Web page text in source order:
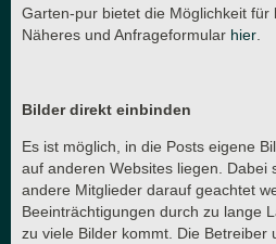
Garten-pur bietet die Möglichkeit für
Näheres und Anfrageformular hier
Bilder direkt einbinden
Es ist möglich, in die Posts eigene
auf anderen Websites liegen. Dabei
andere Mitglieder darauf geachtet
Beeinträchtigungen durch zu lange
zu viele Bilder kommt. Die Betreiber